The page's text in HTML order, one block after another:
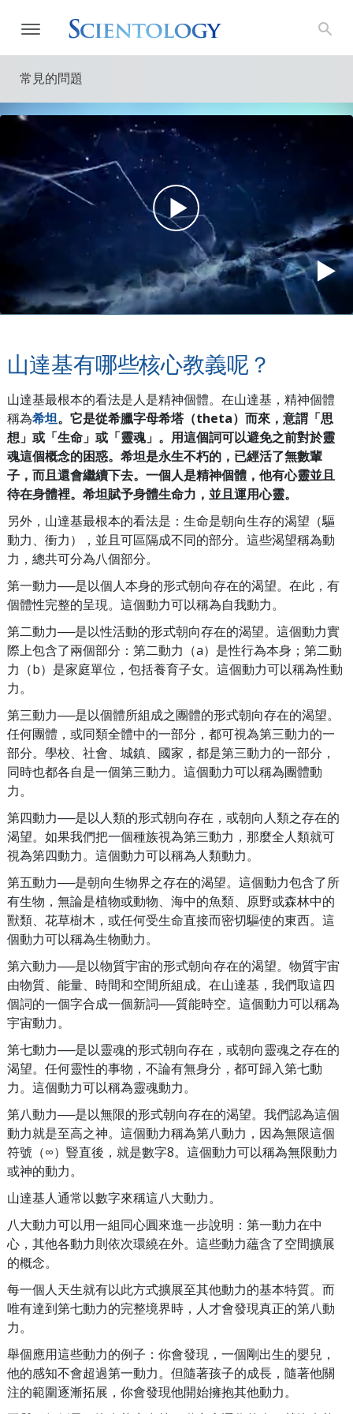
常見的問題
山達基有哪些核心教義呢？
山達基最根本的看法是人是精神個體。在山達基，精神個體
稱為希坦。它是從希臘字母希塔（theta）而來，意謂「思
想」或「生命」或「靈魂」。用這個詞可以避免之前對於靈
魂這個概念的困惑。希坦是永生不朽的，已經活了無數輩
子，而且還會繼續下去。一個人是精神個體，他有心靈並且
待在身體裡。希坦賦予身體生命力，並且運用心靈。
另外，山達基最根本的看法是：生命是朝向生存的渴望（驅
動力、衝力），並且可區隔成不同的部分。這些渴望稱為動
力，總共可分為八個部分。
第一動力──是以個人本身的形式朝向存在的渴望。在此，有
個體性完整的呈現。這個動力可以稱為自我動力。
第二動力──是以性活動的形式朝向存在的渴望。這個動力實
際上包含了兩個部分：第二動力（a）是性行為本身；第二動
力（b）是家庭單位，包括養育子女。這個動力可以稱為性動
力。
第三動力──是以個體所組成之團體的形式朝向存在的渴望。
任何團體，或同類全體中的一部分，都可視為第三動力的一
部分。學校、社會、城鎮、國家，都是第三動力的一部分，
同時也都各自是一個第三動力。這個動力可以稱為團體動
力。
第四動力──是以人類的形式朝向存在，或朝向人類之存在的
渴望。如果我們把一個種族視為第三動力，那麼全人類就可
視為第四動力。這個動力可以稱為人類動力。
第五動力──是朝向生物界之存在的渴望。這個動力包含了所
有生物，無論是植物或動物、海中的魚類、原野或森林中的
獸類、花草樹木，或任何受生命直接而密切驅使的東西。這
個動力可以稱為生物動力。
第六動力──是以物質宇宙的形式朝向存在的渴望。物質宇宙
由物質、能量、時間和空間所組成。在山達基，我們取這四
個詞的一個字合成一個新詞──質能時空。這個動力可以稱為
宇宙動力。
第七動力──是以靈魂的形式朝向存在，或朝向靈魂之存在的
渴望。任何靈性的事物，不論有無身分，都可歸入第七動
力。這個動力可以稱為靈魂動力。
第八動力──是以無限的形式朝向存在的渴望。我們認為這個
動力就是至高之神。這個動力稱為第八動力，因為無限這個
符號（∞）豎直後，就是數字8。這個動力可以稱為無限動力
或神的動力。
山達基人通常以數字來稱這八大動力。
八大動力可以用一組同心圓來進一步說明：第一動力在中
心，其他各動力則依次環繞在外。這些動力蘊含了空間擴展
的概念。
每一個人天生就有以此方式擴展至其他動力的基本特質。而
唯有達到第七動力的完整境界時，人才會發現真正的第八動
力。
舉個應用這些動力的例子：你會發現，一個剛出生的嬰兒，
他的感知不會超過第一動力。但隨著孩子的成長，隨著他關
注的範圍逐漸拓展，你會發現他開始擁抱其他動力。